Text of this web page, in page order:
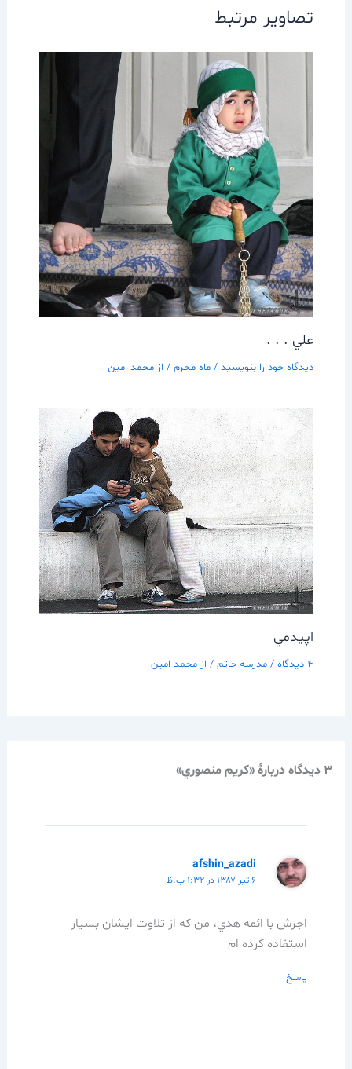
تصاویر مرتبط
علي . . .
دیدگاه‌ خود را بنویسید / ماه محرم/ از محمد امین
اپيدمي
4 دیدگاه / مدرسه خاتم/ از محمد امین
3 دیدگاه دربارهٔ «كريم منصوري»
afshin_azadi
۶ تیر ۱۳۸۷ در ۱:۳۲ ب.ظ
اجرش با ائمه هدي، من كه از تلاوت ايشان بسيار
استفاده كرده ام
پاسخ